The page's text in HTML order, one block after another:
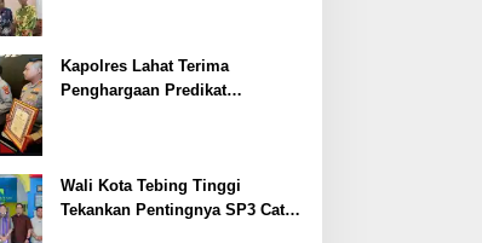
Kapolres Lahat Terima
Penghargaan Predikat
Wali Kota Tebing Tinggi
Tekankan Pentingnya SP3 Catin